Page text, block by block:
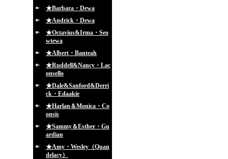
★Barbara・Dewa
★Andrick・Dewa
★Octavius&Irma・Seo
wtewa
★Albert・Banteah
★Ruddell&Nancy・Lac
onsello
★Dale&Sanford&Derri
ck・Edaakie
★Harlan＆Monica・Co
onsis
★Sammy＆Esther・Gu
ardian
★Amy・Wesley（Quan
delacy）